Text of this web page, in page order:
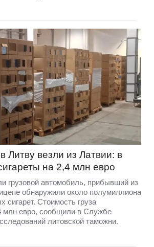
Литву везли из Латвии: в
на 2,4 млн евро
грузовой автомобиль, прибывший из
обнаружили около полумиллиона
сигарет. Стоимость груза
млн евро, сообщили в Службе
литовской таможни.